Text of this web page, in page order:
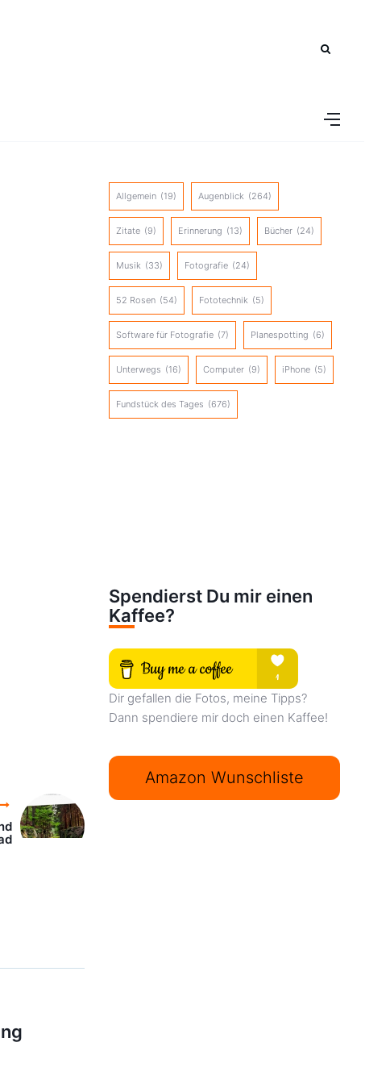
Allgemein (19) Augenblick (264)
Zitate (9) Erinnerung (13) Bücher (24)
Musik (33) Fotografie (24)
52 Rosen (54) Fototechnik (5)
Software für Fotografie (7) Planespotting (6)
Unterwegs (16) Computer (9) iPhone (5)
Fundstück des Tages (676)
Spendierst Du mir einen
Kaffee?
Dir gefallen die Fotos, meine Tipps?
Dann spendiere mir doch einen Kaffee!
Amazon Wunschliste